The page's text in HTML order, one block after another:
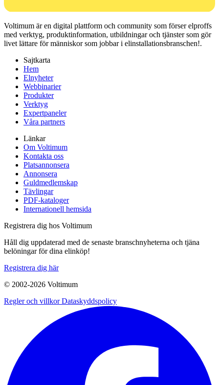
Voltimum är en digital plattform och community som förser elproffs
med verktyg, produktinformation, utbildningar och tjänster som gör
livet lättare för människor som jobbar i elinstallationsbranschen!.
Sajtkarta
Hem
Elnyheter
Webbinarier
Produkter
Verktyg
Expertpaneler
Våra partners
Länkar
Om Voltimum
Kontakta oss
Platsannonsera
Annonsera
Guldmedlemskap
Tävlingar
PDF-kataloger
Internationell hemsida
Registrera dig hos Voltimum
Håll dig uppdaterad med de senaste branschnyheterna och tjäna
belöningar för dina elinköp!
Registrera dig här
© 2002-2026 Voltimum
Regler och villkorDataskyddspolicy